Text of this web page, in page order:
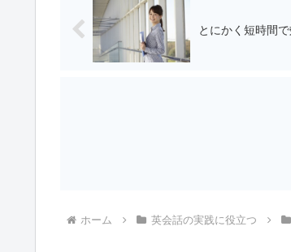
とにかく短時間
ホーム 英会話の実践に役立つ